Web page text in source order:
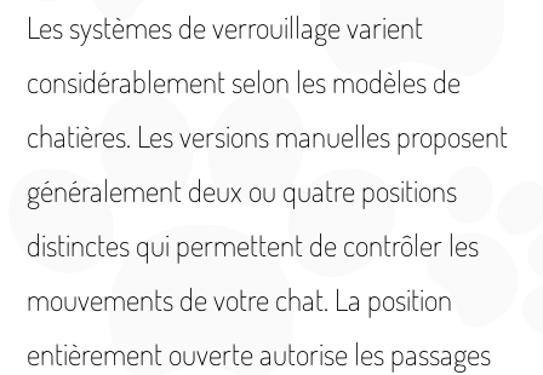
Les systèmes de verrouillage varient
considérablement selon les modèles de
chatières. Les versions manuelles proposent
généralement deux ou quatre positions
distinctes qui permettent de contrôler les
mouvements de votre chat. La position
entièrement ouverte autorise les passages